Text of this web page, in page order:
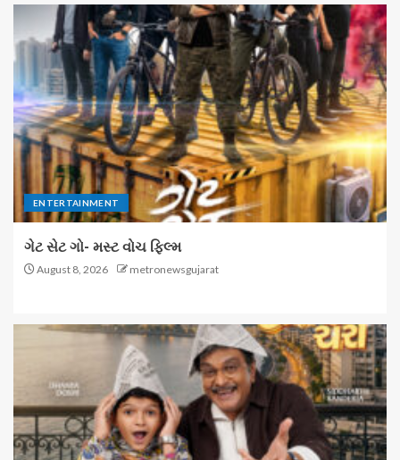
ENTERTAINMENT
ગેટ સેટ ગો- મસ્ટ વોચ ફિલ્મ
August 8, 2026 metronewsgujarat